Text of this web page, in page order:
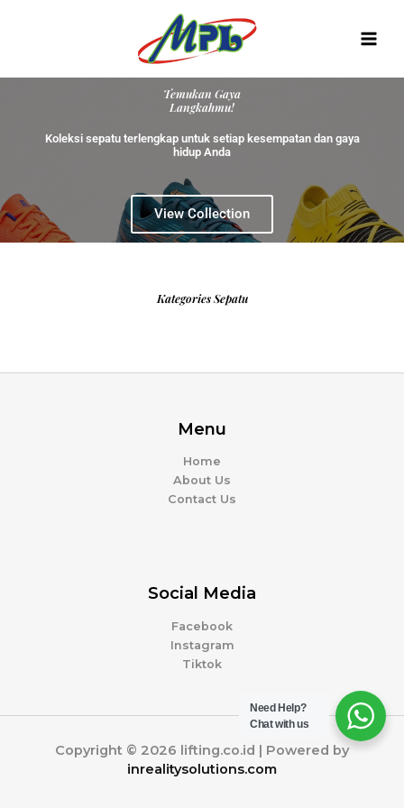
Temukan Gaya
Langkahmu!
Koleksi sepatu terlengkap untuk setiap kesempatan dan gaya
hidup Anda
View Collection
Kategories Sepatu
Menu
Home
About Us
Contact Us
Social Media
Facebook
Instagram
Tiktok
Copyright © 2026 lifting.co.id | Powered by
inrealitysolutions.com
Need Help?
Chat with us